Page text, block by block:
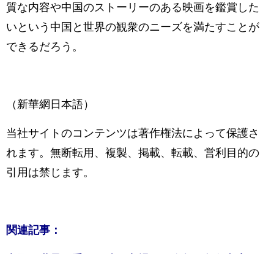
質な内容や中国のストーリーのある映画を鑑賞した
いという中国と世界の観衆のニーズを満たすことが
できるだろう。
（新華網日本語）
当社サイトのコンテンツは著作権法によって保護さ
れます。無断転用、複製、掲載、転載、営利目的の
引用は禁じます。
関連記事：